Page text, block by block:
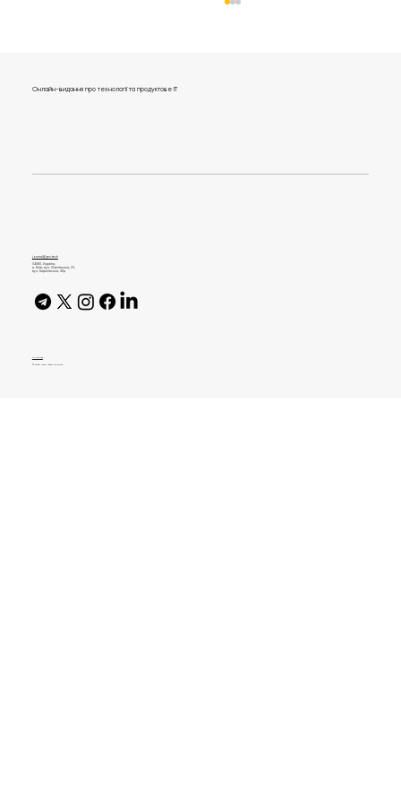
Онлайн-видання про технології та продуктове IT
journal@gen.tech
04080, Україна,
м. Київ, вул. Оленівська, 23,​
вул. Кирилівська, 40р
AI Policy
© 2026 High Bar Journal